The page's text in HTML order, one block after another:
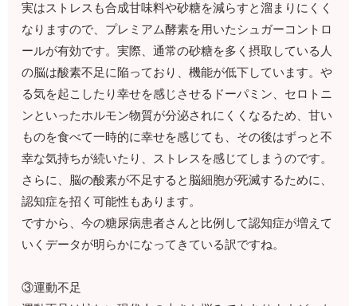
実はストレスも合成甘味料や砂糖を減らすと溜まりにくく
なりますので、プレミアム酵素を用いたシュガーコントロ
ールが有効です。実際、通常の砂糖を多く摂取している人
の脳は酸素不足に陥っており、機能が低下しています。や
る気を起こしたり幸せを感じさせるドーパミン、セロトニ
ンといったホルモン物質が分泌されにくくなるため、甘い
ものを食べて一時的に幸せを感じても、その後はずっと不
幸な気持ちが続いたり、ストレスを感じてしまうのです。
さらに、脳の酸素が不足すると脳細胞が死滅するために、
認知症を招く可能性もあります。
ですから、今の糖尿病患者さんと比例して認知症が増えて
いくデータが明らかになってきている訳ですね。
③運動不足